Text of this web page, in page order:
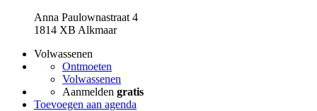
Anna Paulownastraat 4
1814 XB Alkmaar
Volwassenen
Ontmoeten
Volwassenen
Aanmelden gratis
Toevoegen aan agenda